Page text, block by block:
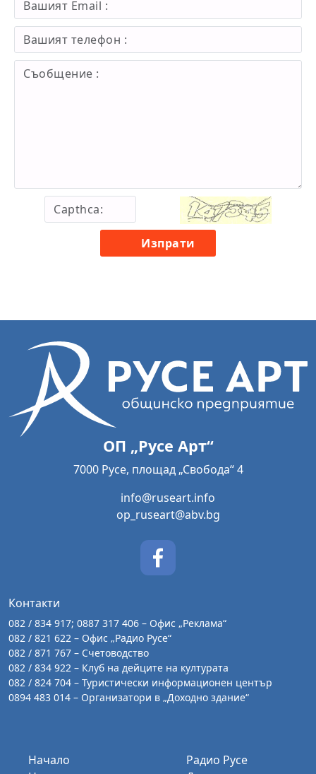
Изпрати
ОП „Русе Арт“
7000 Русе, площад „Свобода“ 4
info@ruseart.info
op_ruseart@abv.bg
Контакти
082 / 834 917; 0887 317 406 – Офис „Реклама“
082 / 821 622 – Офис „Радио Русе“
082 / 871 767 – Счетоводство
082 / 834 922 – Клуб на дейците на културата
082 / 824 704 – Туристически информационен център
0894 483 014 – Организатори в „Доходно здание“
Начало
Радио Русе